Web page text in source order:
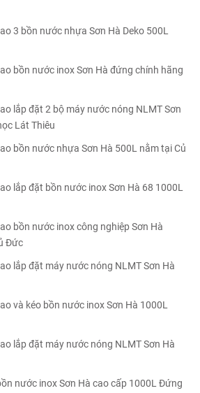
3 bồn nước nhựa Sơn Hà Deko 500L
bồn nước inox Sơn Hà đứng chính hãng
lắp đặt 2 bộ máy nước nóng NLMT Sơn
Lát Thiêu
bồn nước nhựa Sơn Hà 500L nằm tại Củ
lắp đặt bồn nước inox Sơn Hà 68 1000L
bồn nước inox công nghiệp Sơn Hà
Đức
lắp đặt máy nước nóng NLMT Sơn Hà
và kéo bồn nước inox Sơn Hà 1000L
lắp đặt máy nước nóng NLMT Sơn Hà
nước inox Sơn Hà cao cấp 1000L Đứng